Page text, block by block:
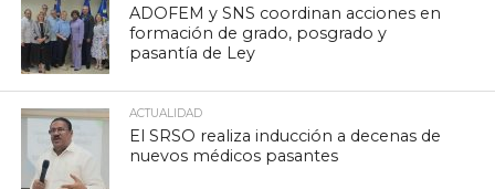
ADOFEM y SNS coordinan acciones en
formación de grado, posgrado y
pasantía de Ley
ACTUALIDAD
El SRSO realiza inducción a decenas de
nuevos médicos pasantes